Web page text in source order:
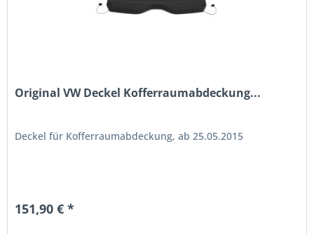
Original VW Deckel Kofferraumabdeckung...
Deckel für Kofferraumabdeckung, ab 25.05.2015
151,90 € *